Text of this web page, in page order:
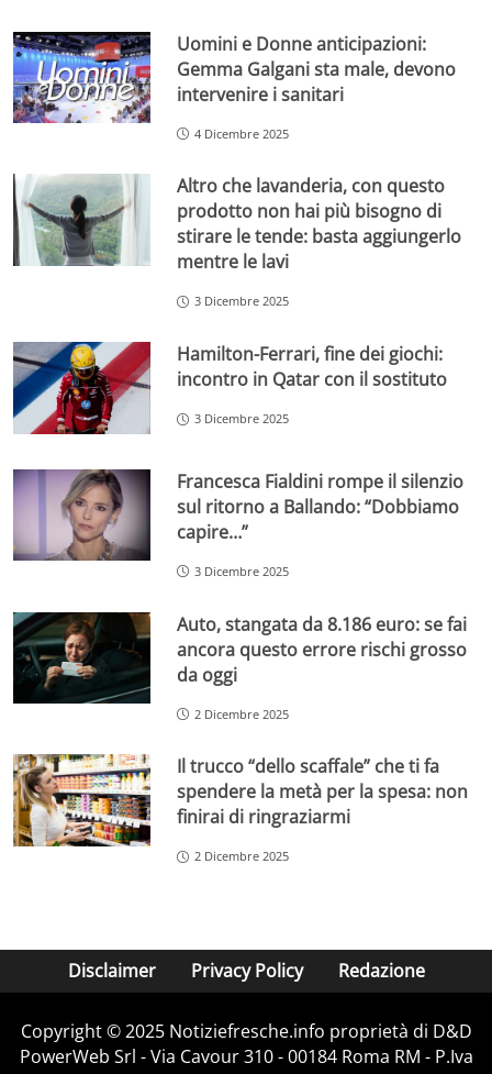
Uomini e Donne anticipazioni:
Gemma Galgani sta male, devono
intervenire i sanitari
4 Dicembre 2025
Altro che lavanderia, con questo
prodotto non hai più bisogno di
stirare le tende: basta aggiungerlo
mentre le lavi
3 Dicembre 2025
Hamilton-Ferrari, fine dei giochi:
incontro in Qatar con il sostituto
3 Dicembre 2025
Francesca Fialdini rompe il silenzio
sul ritorno a Ballando: “Dobbiamo
capire…”
3 Dicembre 2025
Auto, stangata da 8.186 euro: se fai
ancora questo errore rischi grosso
da oggi
2 Dicembre 2025
Il trucco “dello scaffale” che ti fa
spendere la metà per la spesa: non
finirai di ringraziarmi
2 Dicembre 2025
Disclaimer Privacy Policy Redazione
Copyright © 2025 Notiziefresche.info proprietà di D&D
PowerWeb Srl - Via Cavour 310 - 00184 Roma RM - P.Iva